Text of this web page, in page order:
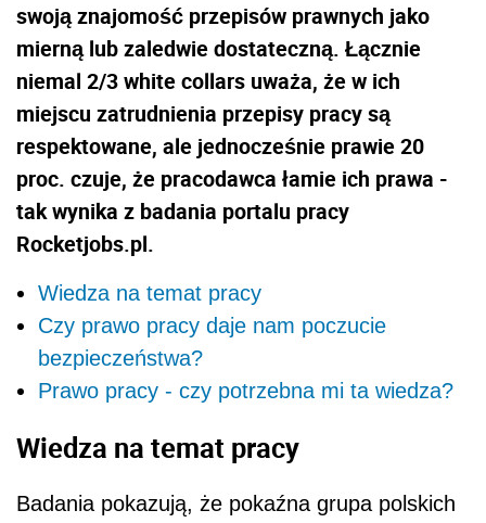
swoją znajomość przepisów prawnych jako
mierną lub zaledwie dostateczną. Łącznie
niemal 2/3 white collars uważa, że w ich
miejscu zatrudnienia przepisy pracy są
respektowane, ale jednocześnie prawie 20
proc. czuje, że pracodawca łamie ich prawa -
tak wynika z badania portalu pracy
Rocketjobs.pl.
Wiedza na temat pracy
Czy prawo pracy daje nam poczucie
bezpieczeństwa?
Prawo pracy - czy potrzebna mi ta wiedza?
Wiedza na temat pracy
Badania pokazują, że pokaźna grupa polskich